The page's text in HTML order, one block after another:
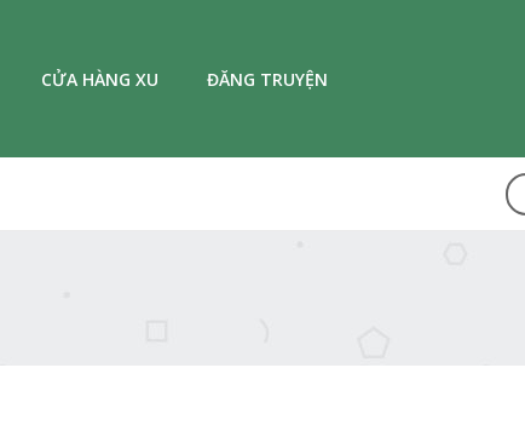
CỬA HÀNG XU ĐĂNG TRUYỆN